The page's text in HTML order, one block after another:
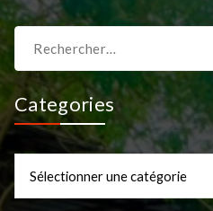
pour :
Categories